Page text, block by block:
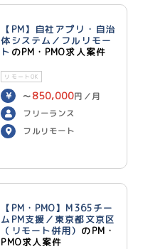
【PM】自社アプリ・自治
体システム／フルリモー
ト のPM・PMO求人案件
リモートOK
〜 850,000円／月
フリーランス
フルリモート
【PM・PMO】M365チー
ムPM支援／東京都文京区
（リモート併用） のPM・
PMO求人案件